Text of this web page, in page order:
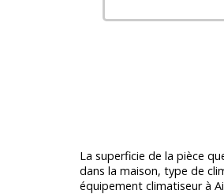
La superficie de la pièce
dans la maison, type de
équipement climatiseur à